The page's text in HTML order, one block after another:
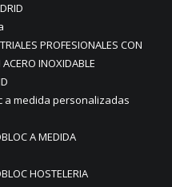
PROFESIONALES CON
INOXIDABLE
a medida personalizadas
A MEDIDA
HOSTELERIA